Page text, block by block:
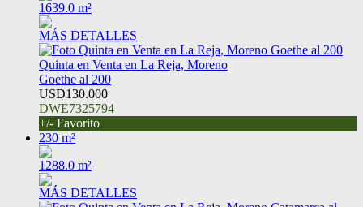
1639.0 m²
MÁS DETALLES
Quinta en Venta en La Reja, Moreno
Goethe al 200
USD130.000
DWE7325794
+/- Favorito
230 m²
1288.0 m²
MÁS DETALLES